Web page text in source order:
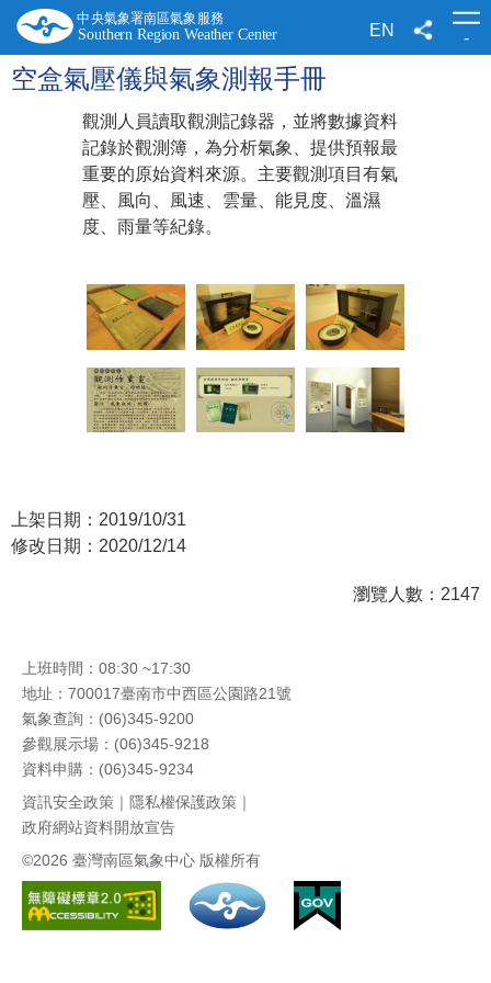
要
內
容
EN -
空盒氣壓儀與氣象測報手冊
觀測人員讀取觀測記錄器，並將數據資料
記錄於觀測簿，為分析氣象、提供預報最
重要的原始資料來源。主要觀測項目有氣
壓、風向、風速、雲量、能見度、溫濕
度、雨量等紀錄。
上架日期：2019/10/31
修改日期：2020/12/14
瀏覽人數：2147
上班時間：08:30 ~17:30
地址：700017臺南市中西區公園路21號
氣象查詢：(06)345-9200
參觀展示場：(06)345-9218
資料申購：(06)345-9234
資訊安全政策 ｜ 隱私權保護政策 ｜
政府網站資料開放宣告
©2026 臺灣南區氣象中心 版權所有